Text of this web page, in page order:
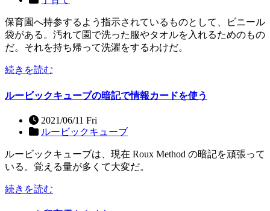
保育園へ持参するよう指示されているものとして、ビニール
袋がある。汚れて園で洗った服やタオルを入れるためのもの
だ。それを持ち帰って洗濯をするわけだ。
続きを読む
ルービックキューブの暗記で情報カードを使う
2021/06/11 Fri
ルービックキューブ
ルービックキューブは、現在 Roux Method の暗記を頑張って
いる。覚える量が多くて大変だ。
続きを読む